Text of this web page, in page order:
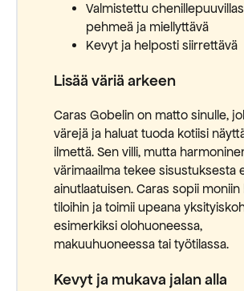
Valmistettu
pehmeä ja miellyttävä
Kevyt ja helposti siirrettävä
Lisää väriä arkeen
Caras Gobelin on matto sinulle,
värejä ja haluat tuoda kotiisi
ilmettä. Sen villi, mutta
värimaailma tekee sisustuksesta
ainutlaatuisen. Caras sopii
tiloihin ja toimii upeana
esimerkiksi olohuoneessa,
makuuhuoneessa tai työtilassa.
Kevyt ja mukava jalan alla